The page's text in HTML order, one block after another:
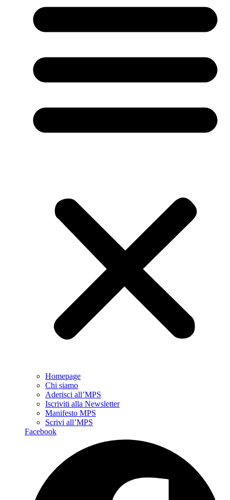
Homepage
Chi siamo
Aderisci all’MPS
Iscriviti alla Newsletter
Manifesto MPS
Scrivi all’MPS
Facebook